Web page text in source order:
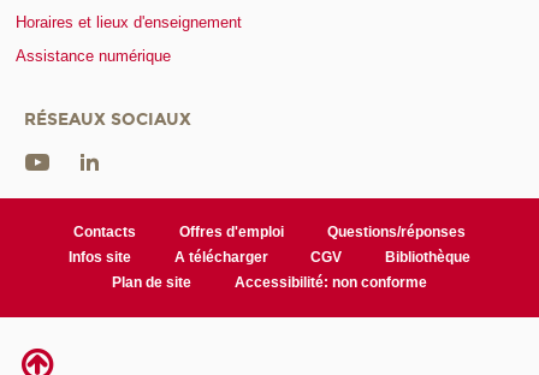
Horaires et lieux d'enseignement
Assistance numérique
RÉSEAUX SOCIAUX
Contacts Offres d'emploi
Questions/réponses
Infos site
A télécharger CGV
Bibliothèque
Plan de site
Accessibilité: non conforme